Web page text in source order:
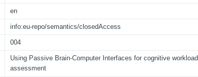
en
info:eu-repo/semantics/closedAccess
004
Using Passive Brain-Computer Interfaces for cognitive workload
assessment